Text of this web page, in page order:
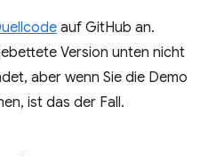
auf GitHub an.
Version unten nicht
aber wenn Sie die Demo
ist das der Fall.